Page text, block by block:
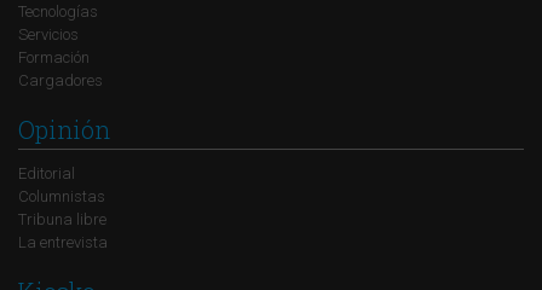
Tecnologías
Servicios
Formación
Cargadores
Opinión
Editorial
Columnistas
Tribuna libre
La entrevista